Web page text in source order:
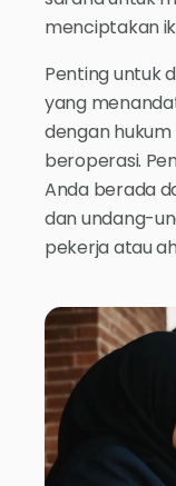
menciptakan
Penting untuk
yang
dengan
beroperasi.
Anda berada
dan undang-
pekerja atau